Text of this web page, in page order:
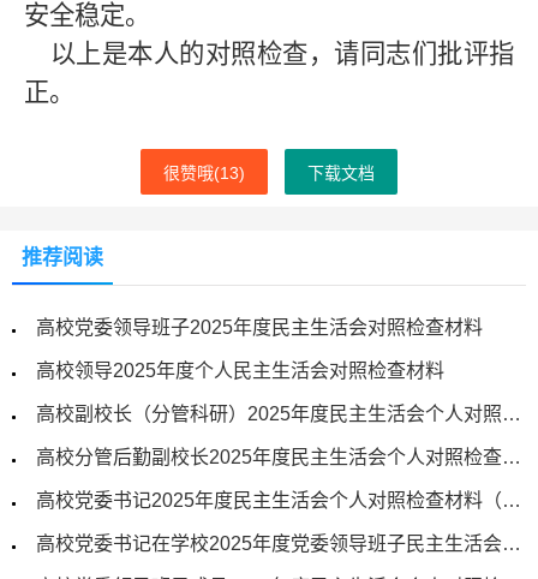
安全稳定。
以上是本人的对照检查，请同志们批评指
正。
很赞哦(13) 下载文档
推荐阅读
高校党委领导班子2025年度民主生活会对照检查材料
高校领导2025年度个人民主生活会对照检查材料
高校副校长（分管科研）2025年度民主生活会个人对照检查材料（五个带头）
高校分管后勤副校长2025年度民主生活会个人对照检查材料（五个带头）
高校党委书记2025年度民主生活会个人对照检查材料（五个带头）
高校党委书记在学校2025年度党委领导班子民主生活会意见征求座谈会上的主持词及总结讲话